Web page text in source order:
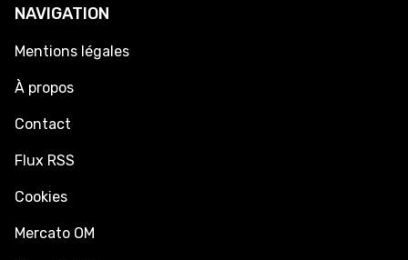
NAVIGATION
Mentions légales
À propos
Contact
Flux RSS
Cookies
Mercato OM